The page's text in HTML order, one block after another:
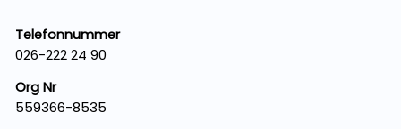
Telefonnummer
026-222 24 90
Org Nr
559366-8535